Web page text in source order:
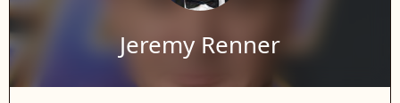
Jeremy Renner